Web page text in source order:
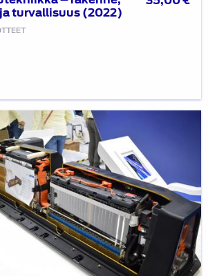
turvallisuus (2022)